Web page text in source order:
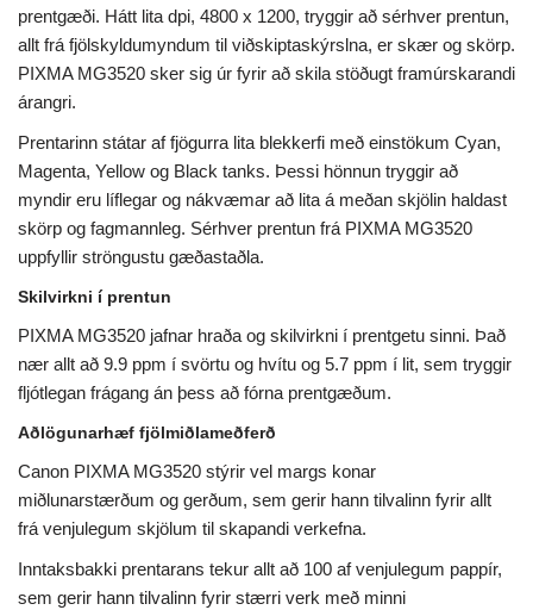
prentgæði. Hátt lita dpi, 4800 x 1200, tryggir að sérhver prentun,
allt frá fjölskyldumyndum til viðskiptaskýrslna, er skær og skörp.
PIXMA MG3520 sker sig úr fyrir að skila stöðugt framúrskarandi
árangri.
Prentarinn státar af fjögurra lita blekkerfi með einstökum Cyan,
Magenta, Yellow og Black tanks. Þessi hönnun tryggir að
myndir eru líflegar og nákvæmar að lita á meðan skjölin haldast
skörp og fagmannleg. Sérhver prentun frá PIXMA MG3520
uppfyllir ströngustu gæðastaðla.
Skilvirkni í prentun
PIXMA MG3520 jafnar hraða og skilvirkni í prentgetu sinni. Það
nær allt að 9.9 ppm í svörtu og hvítu og 5.7 ppm í lit, sem tryggir
fljótlegan frágang án þess að fórna prentgæðum.
Aðlögunarhæf fjölmiðlameðferð
Canon PIXMA MG3520 stýrir vel margs konar
miðlunarstærðum og gerðum, sem gerir hann tilvalinn fyrir allt
frá venjulegum skjölum til skapandi verkefna.
Inntaksbakki prentarans tekur allt að 100 af venjulegum pappír,
sem gerir hann tilvalinn fyrir stærri verk með minni